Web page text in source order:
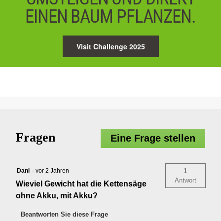
EINEN BAUM PFLANZEN.
Visit Challenge 2025
Fragen Eine Frage stellen
Dani · vor 2 Jahren
Wieviel Gewicht hat die Kettensäge
ohne Akku, mit Akku?
1
Antwort
Beantworten Sie diese Frage